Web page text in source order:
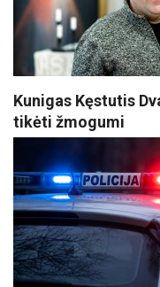
Kunigas Kęstutis
tikėti žmogumi